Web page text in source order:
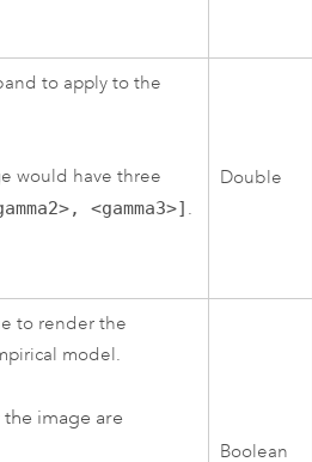
to apply to the
would have three
<gamma3>] .
Double
to render the
model.
image are
Boolean